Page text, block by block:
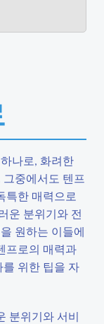
나로, 화려한
중에서도 텐프
특한 매력으로
운 분위기와 전
원하는 이들에
프로의 매력과
위한 팁을 자
분위기와 서비